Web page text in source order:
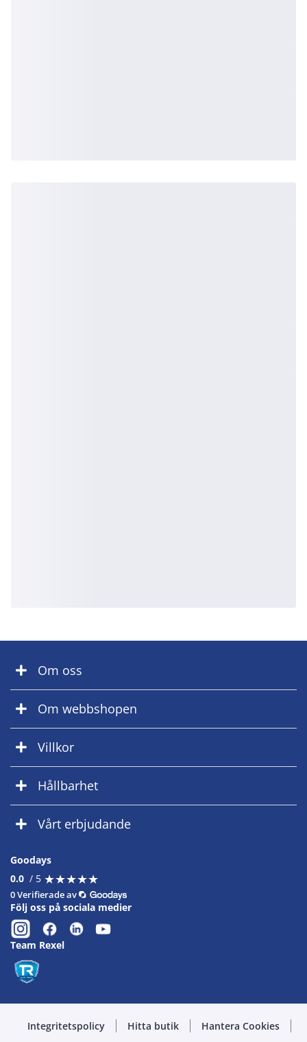
Om oss
Om webbshopen
Villkor
Hållbarhet
Vårt erbjudande
Goodays
0.0 / 5 ★★★★★
★★★★★
0 Verifierade av
Följ oss på sociala medier
Team Rexel
Integritetspolicy Hitta butik Hantera Cookies